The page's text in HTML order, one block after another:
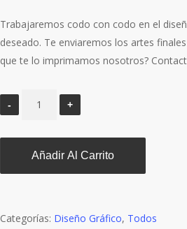
Trabajaremos codo con codo en el
deseado. Te enviaremos los artes
que te lo imprimamos nosotros?
Añadir Al Carrito
Categorías: Diseño Gráfico, Todos